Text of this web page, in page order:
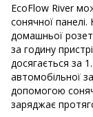
EcoFlow River
сонячної
домашньої
за годину
досягається за
автомобільної
допомогою
заряджає